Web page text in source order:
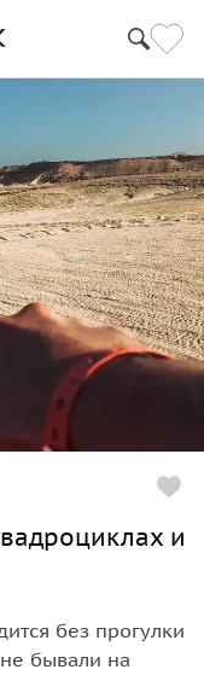
и
без прогулки
бывали на